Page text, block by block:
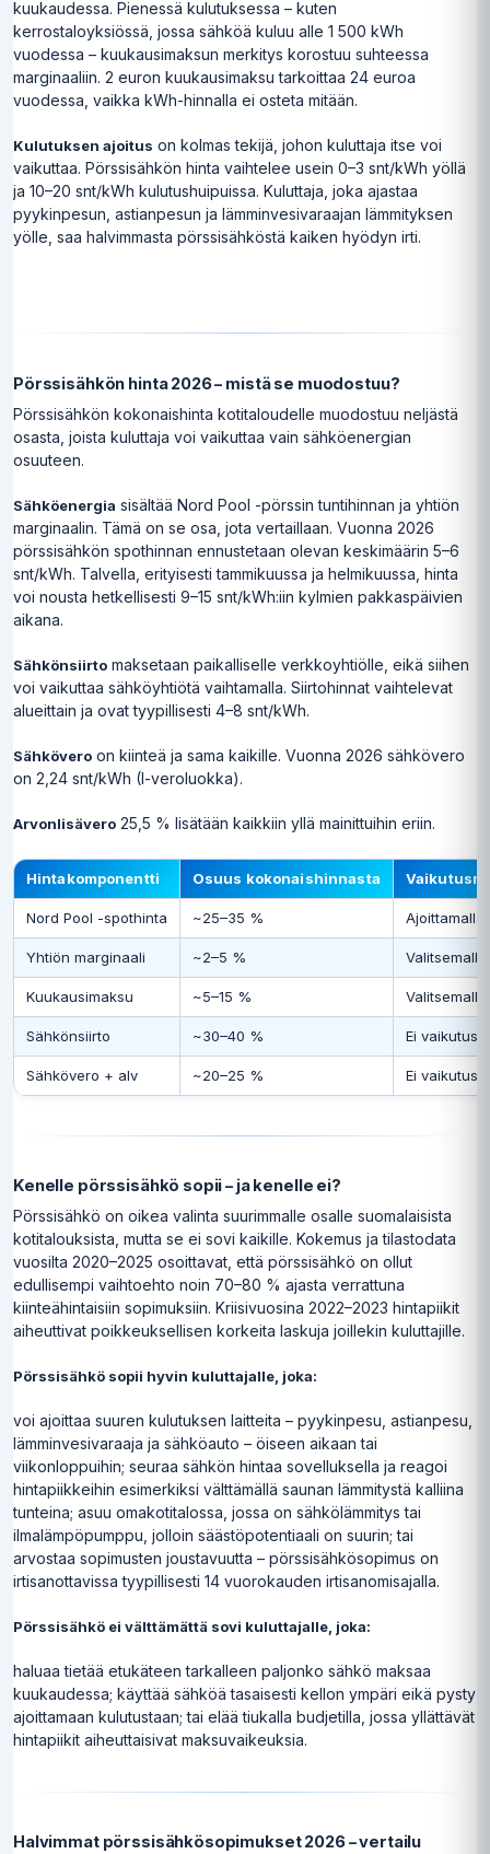
kuukaudessa. Pienessä kulutuksessa – kuten
kerrostaloyksiössä, jossa sähköä kuluu alle 1 500 kWh
vuodessa – kuukausimaksun merkitys korostuu suhteessa
marginaaliin. 2 euron kuukausimaksu tarkoittaa 24 euroa
vuodessa, vaikka kWh-hinnalla ei osteta mitään.
Kulutuksen ajoitus on kolmas tekijä, johon kuluttaja itse voi
vaikuttaa. Pörssisähkön hinta vaihtelee usein 0–3 snt/kWh yöllä
ja 10–20 snt/kWh kulutushuipuissa. Kuluttaja, joka ajastaa
pyykinpesun, astianpesun ja lämminvesivaraajan lämmityksen
yölle, saa halvimmasta pörssisähköstä kaiken hyödyn irti.
Pörssisähkön hinta 2026 – mistä se muodostuu?
Pörssisähkön kokonaishinta kotitaloudelle muodostuu neljästä
osasta, joista kuluttaja voi vaikuttaa vain sähköenergian
osuuteen.
Sähköenergia sisältää Nord Pool -pörssin tuntihinnan ja yhtiön
marginaalin. Tämä on se osa, jota vertaillaan. Vuonna 2026
pörssisähkön spothinnan ennustetaan olevan keskimäärin 5–6
snt/kWh. Talvella, erityisesti tammikuussa ja helmikuussa, hinta
voi nousta hetkellisesti 9–15 snt/kWh:iin kylmien pakkaspäivien
aikana.
Sähkönsiirto maksetaan paikalliselle verkkoyhtiölle, eikä siihen
voi vaikuttaa sähköyhtiötä vaihtamalla. Siirtohinnat vaihtelevat
alueittain ja ovat tyypillisesti 4–8 snt/kWh.
Sähkövero on kiinteä ja sama kaikille. Vuonna 2026 sähkövero
on 2,24 snt/kWh (I-veroluokka).
Arvonlisävero 25,5 % lisätään kaikkiin yllä mainittuihin eriin.
Hintakomponentti Osuus kokonaishinnasta
Nord Pool -spothinta ~25–35 % Ajoittamalla
Yhtiön marginaali ~2–5 %
Kuukausimaksu ~5–15 %
Sähkönsiirto ~30–40 % Ei
Sähkövero + alv ~20–25 % Ei
Kenelle pörssisähkö sopii – ja kenelle ei?
Pörssisähkö on oikea valinta suurimmalle osalle suomalaisista
kotitalouksista, mutta se ei sovi kaikille. Kokemus ja tilastodata
vuosilta 2020–2025 osoittavat, että pörssisähkö on ollut
edullisempi vaihtoehto noin 70–80 % ajasta verrattuna
kiinteähintaisiin sopimuksiin. Kriisivuosina 2022–2023 hintapiikit
aiheuttivat poikkeuksellisen korkeita laskuja joillekin kuluttajille.
Pörssisähkö sopii hyvin kuluttajalle, joka:
voi ajoittaa suuren kulutuksen laitteita – pyykinpesu, astianpesu,
lämminvesivaraaja ja sähköauto – öiseen aikaan tai
viikonloppuihin; seuraa sähkön hintaa sovelluksella ja reagoi
hintapiikkeihin esimerkiksi välttämällä saunan lämmitystä kalliina
tunteina; asuu omakotitalossa, jossa on sähkölämmitys tai
ilmalämpöpumppu, jolloin säästöpotentiaali on suurin; tai
arvostaa sopimusten joustavuutta – pörssisähkösopimus on
irtisanottavissa tyypillisesti 14 vuorokauden irtisanomisajalla.
Pörssisähkö ei välttämättä sovi kuluttajalle, joka:
haluaa tietää etukäteen tarkalleen paljonko sähkö maksaa
kuukaudessa; käyttää sähköä tasaisesti kellon ympäri eikä pysty
ajoittamaan kulutustaan; tai elää tiukalla budjetilla, jossa yllättävät
hintapiikit aiheuttaisivat maksuvaikeuksia.
Halvimmat pörssisähkösopimukset 2026 – vertailu